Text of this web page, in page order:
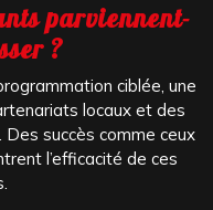
parviennent-
?
ciblée, une
locaux et des
succès comme ceux
l’efficacité de ces